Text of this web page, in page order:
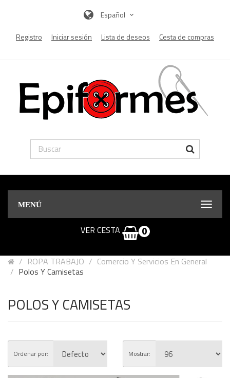
Español
Registro Iniciar sesión Lista de deseos Cesta de compras
MENÚ
VER CESTA 0
ROPA TRABAJO
Comercio Y Servicios En General
Polos Y Camisetas
POLOS Y CAMISETAS
Ordenar por: Mostrar: